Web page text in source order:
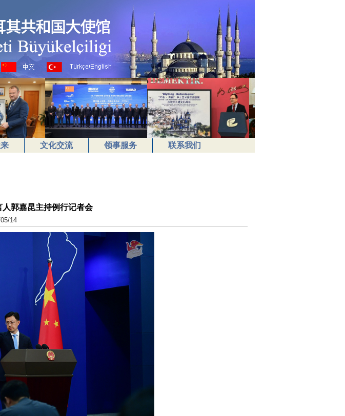
文化交流 领事服务 联系我们
人郭嘉昆主持例行记者会
14